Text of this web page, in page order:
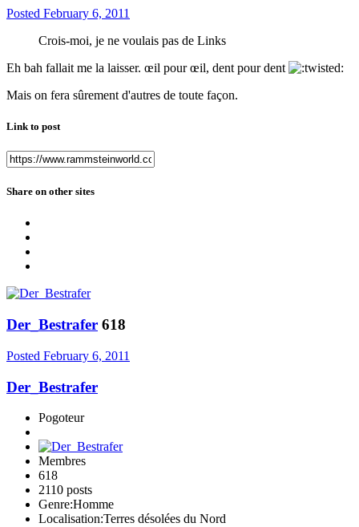
Posted February 6, 2011
Crois-moi, je ne voulais pas de Links
Eh bah fallait me la laisser. œil pour œil, dent pour dent
Mais on fera sûrement d'autres de toute façon.
Link to post
Share on other sites
Der_Bestrafer 618
Posted February 6, 2011
Der_Bestrafer
Pogoteur
Membres
618
2110 posts
Genre:Homme
Localisation:Terres désolées du Nord